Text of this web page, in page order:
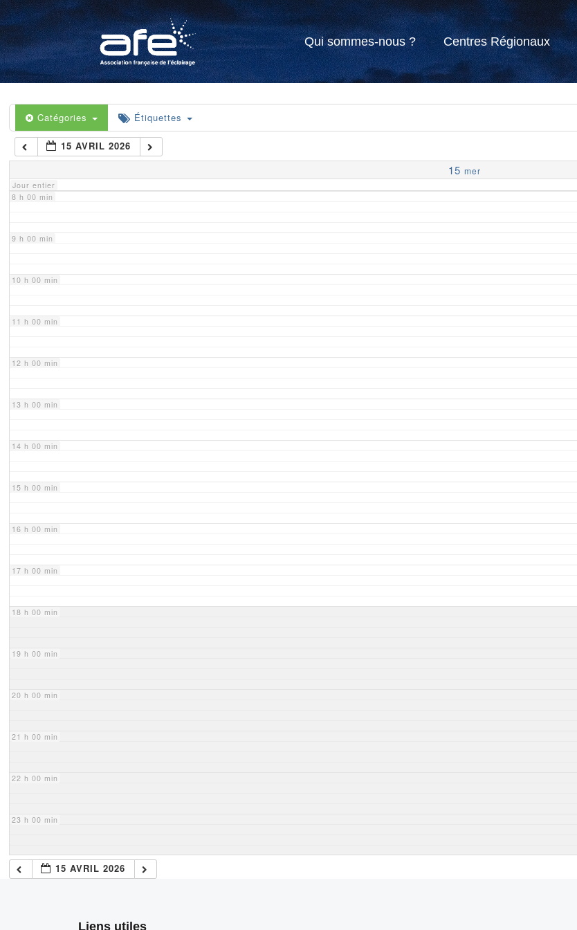
Qui sommes-nous ? Centres Régionaux
Catégories Étiquettes
15 AVRIL 2026
15 mer
Jour entier
4 h 00 min
5 h 00 min
6 h 00 min
7 h 00 min
8 h 00 min
9 h 00 min
10 h 00 min
11 h 00 min
12 h 00 min
13 h 00 min
14 h 00 min
15 h 00 min
16 h 00 min
17 h 00 min
18 h 00 min
19 h 00 min
20 h 00 min
21 h 00 min
22 h 00 min
23 h 00 min
15 AVRIL 2026
Liens utiles